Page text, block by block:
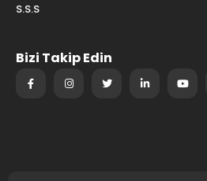
S.S.S
Bizi Takip Edin